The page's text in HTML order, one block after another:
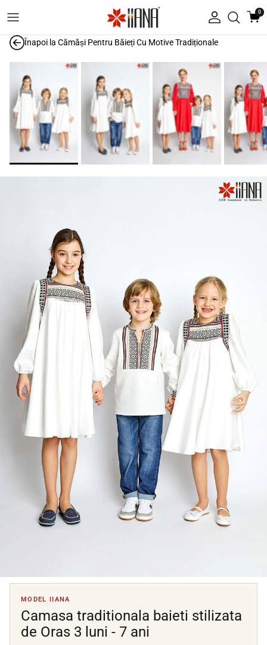
Autentificare
0
Înapoi la Cămăși Pentru Băieți Cu Motive Tradiționale
MODEL IIANA
Camasa traditionala baieti stilizata
de Oras 3 luni - 7 ani